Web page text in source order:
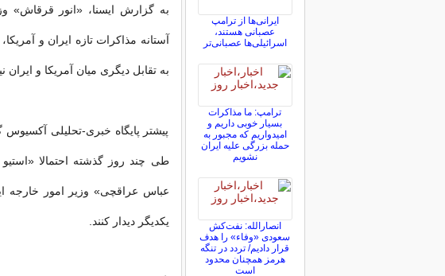
به گزارش ایسنا، «انور قرقاش»
آستانه مذاکرات تازه ایران و
به تقابل دیگری میان آمریکا و ایران
پیشتر پایگاه خبری-تحلیلی آکسیوس
طی چند روز گذشته احتمالا
عباس عراقچی» وزیر امور خارجه
یکدیگر دیدار کنند.
ایرانی‌ها از ترامپ
عصبانی هستند،
اسرائیلی‌ها عصبانی‌تر
ترامپ: ما مذاکرات
بسیار خوبی داریم و
امیدواریم که مجبور به
حمله بزرگی علیه ایران
نشویم
انصارالله: نفت‌کش
سعودی «وفاء» را هدف
قرار دادیم/ تردد در تنگه
هرمز همچنان محدود
است